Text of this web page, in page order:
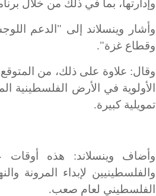
وإدارتها، بما في ذلك من خلال
وأشار وينسلاند إلى "الدعم
وقطاع غزة".
وقال: علاوة على ذلك، من
الأولوية في الأرض الفلسطينية
تمويلية كبيرة.
وأضاف وينسلاند: هذه أوقات
والفلسطينيين لإبداء المرونة
الفلسطيني لعام صعب.